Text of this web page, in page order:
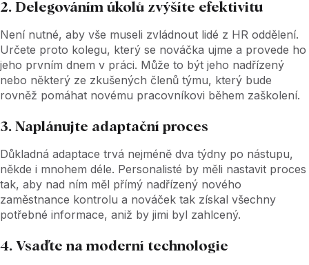
2. Delegováním úkolů zvýšíte efektivitu
Není nutné, aby vše museli zvládnout lidé z HR oddělení.
Určete proto kolegu, který se nováčka ujme a provede ho
jeho prvním dnem v práci. Může to být jeho nadřízený
nebo některý ze zkušených členů týmu, který bude
rovněž pomáhat novému pracovníkovi během zaškolení.
3. Naplánujte adaptační proces
Důkladná adaptace trvá nejméně dva týdny po nástupu,
někde i mnohem déle. Personalisté by měli nastavit proces
tak, aby nad ním měl přímý nadřízený nového
zaměstnance kontrolu a nováček tak získal všechny
potřebné informace, aniž by jimi byl zahlcený.
4. Vsaďte na moderní technologie